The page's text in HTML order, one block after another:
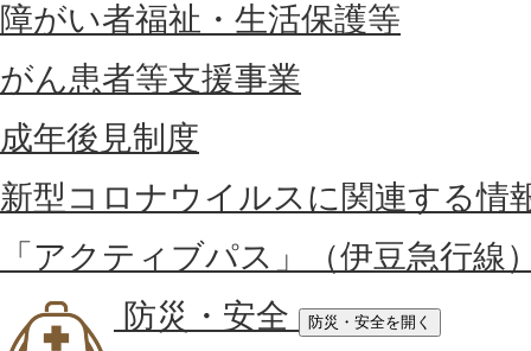
障がい者福祉・生活保護等
がん患者等支援事業
成年後見制度
新型コロナウイルスに関連する情
「アクティブパス」（伊豆急行線
防災・安全
防災・安全を開く